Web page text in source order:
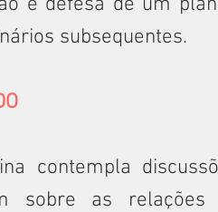
subsequentes.
contempla
sobre as